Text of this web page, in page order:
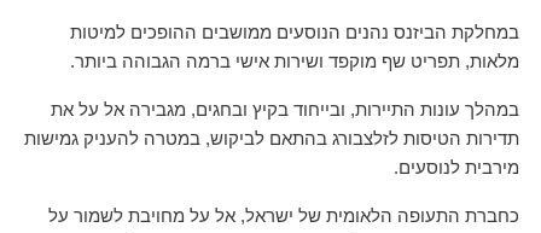
במחלקת הביזנס נהנים הנוסעים ממושבים ההופכים למיטות
מלאות, תפריט שף מוקפד ושירות אישי ברמה הגבוהה ביותר.
במהלך עונות התיירות, ובייחוד בקיץ ובחגים, מגבירה אל על את
תדירות הטיסות לזלצבורג בהתאם לביקוש, במטרה להעניק גמישות
מירבית לנוסעים.
כחברת התעופה הלאומית של ישראל, אל על מחויבת לשמור על